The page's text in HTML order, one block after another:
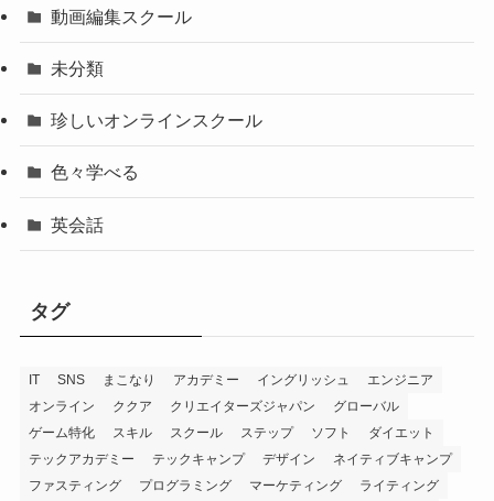
動画編集スクール
未分類
珍しいオンラインスクール
色々学べる
英会話
タグ
IT SNS まこなり アカデミー イングリッシュ
エンジニア
オンライン
ククア クリエイターズジャパン
グローバル
ゲーム特化
スキル スクール ステップ ソフト
ダイエット
テックアカデミー
テックキャンプ デザイン
ネイティブキャンプ
ファスティング
プログラミング マーケティング ライティング